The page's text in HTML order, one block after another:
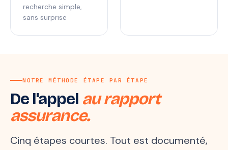
recherche simple,
sans surprise
NOTRE MÉTHODE ÉTAPE PAR ÉTAPE
De l'appel au rapport
assurance.
Cinq étapes courtes. Tout est documenté,